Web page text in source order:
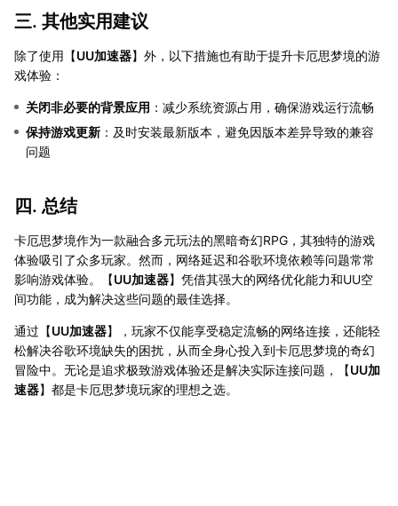
三. 其他实用建议
除了使用【UU加速器】外，以下措施也有助于提升卡厄思梦境的游
戏体验：
关闭非必要的背景应用 ：减少系统资源占用，确保游戏运行流畅
保持游戏更新 ：及时安装最新版本，避免因版本差异导致的兼容
问题
四. 总结
卡厄思梦境作为一款融合多元玩法的黑暗奇幻RPG，其独特的游戏
体验吸引了众多玩家。然而，网络延迟和谷歌环境依赖等问题常常
影响游戏体验。【UU加速器】凭借其强大的网络优化能力和UU空
间功能，成为解决这些问题的最佳选择。
通过【UU加速器】，玩家不仅能享受稳定流畅的网络连接，还能轻
松解决谷歌环境缺失的困扰，从而全身心投入到卡厄思梦境的奇幻
冒险中。无论是追求极致游戏体验还是解决实际连接问题，【UU加
速器】都是卡厄思梦境玩家的理想之选。